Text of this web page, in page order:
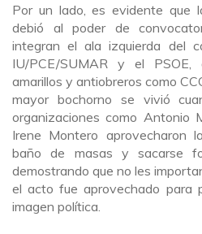
Por un lado, es evidente que
debió al poder de
integran el ala izquierda del
IU/PCE/SUMAR y el
amarillos y antiobreros como
mayor bochorno se vivió
organizaciones como Antonio
Irene Montero aprovecharon
baño de masas y sacarse
demostrando que no les
el acto fue aprovechado para
imagen política.